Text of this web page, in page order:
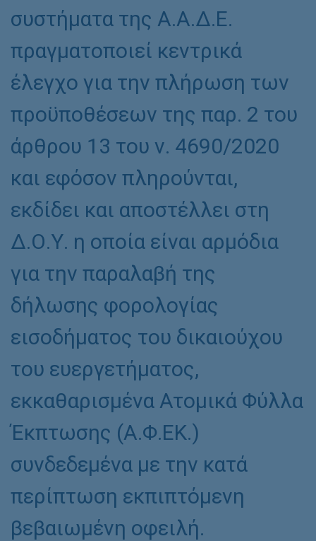
συστήματα της Α.Α.Δ.Ε.
πραγματοποιεί κεντρικά
έλεγχο για την πλήρωση των
προϋποθέσεων της παρ. 2 του
άρθρου 13 του ν. 4690/2020
και εφόσον πληρούνται,
εκδίδει και αποστέλλει στη
Δ.Ο.Υ. η οποία είναι αρμόδια
για την παραλαβή της
δήλωσης φορολογίας
εισοδήματος του δικαιούχου
του ευεργετήματος,
εκκαθαρισμένα Ατομικά Φύλλα
Έκπτωσης (Α.Φ.ΕΚ.)
συνδεδεμένα με την κατά
περίπτωση εκπιπτόμενη
βεβαιωμένη οφειλή.